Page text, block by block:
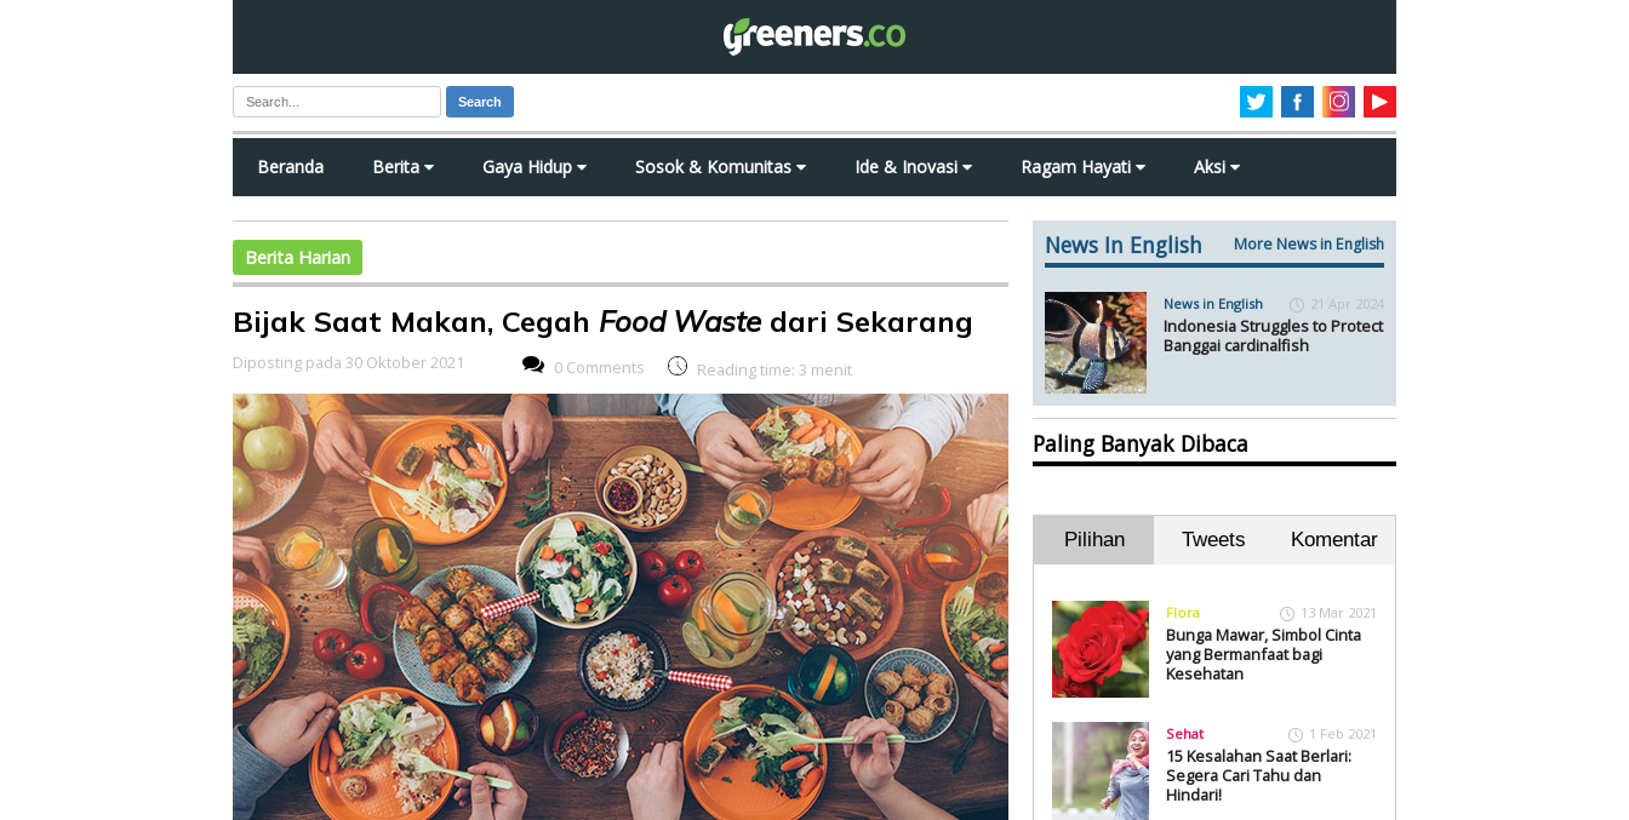
Search
Beranda Berita Gaya Hidup Sosok & Komunitas Ide & Inovasi Ragam Hayati Aksi
Berita Harian
Bijak Saat Makan, Cegah Food Wastedari Sekarang
Diposting pada 30 Oktober 2021 0 Comments Reading time: 3 menit
News In English More News in English
News in English 21 Apr 2024
Indonesia Struggles to Protect
Banggai cardinalfish
Paling Banyak Dibaca
Pilihan Tweets Komentar
Flora 13 Mar 2021
Bunga Mawar, Simbol Cinta
yang Bermanfaat bagi
Kesehatan
Sehat 1 Feb 2021
15 Kesalahan Saat Berlari:
Segera Cari Tahu dan
Hindari!